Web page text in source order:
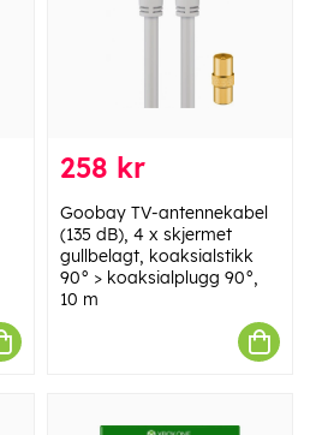
258 kr
Goobay TV-antennekabel
(135 dB), 4 x skjermet
gullbelagt, koaksialstikk
90° > koaksialplugg 90°,
10 m